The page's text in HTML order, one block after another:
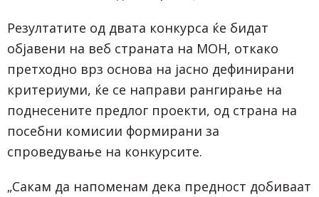
Резултатите од двата конкурса ќе бидат
објавени на веб страната на МОН, откако
претходно врз основа на јасно дефинирани
критериуми, ќе се направи рангирање на
поднесените предлог проекти, од страна на
посебни комисии формирани за
спроведување на конкурсите.
„Сакам да напоменам дека предност добиваат